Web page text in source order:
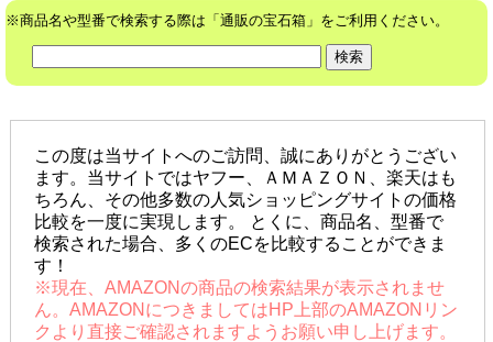
※商品名や型番で検索する際は「通販の宝石箱」をご利用ください。
この度は当サイトへのご訪問、誠にありがとうござい
ます。当サイトではヤフー、ＡＭＡＺＯＮ、楽天はも
ちろん、その他多数の人気ショッピングサイトの価格
比較を一度に実現します。 とくに、商品名、型番で
検索された場合、多くのECを比較することができま
す！
※現在、AMAZONの商品の検索結果が表示されませ
ん。AMAZONにつきましてはHP上部のAMAZONリン
クより直接ご確認されますようお願い申し上げます。